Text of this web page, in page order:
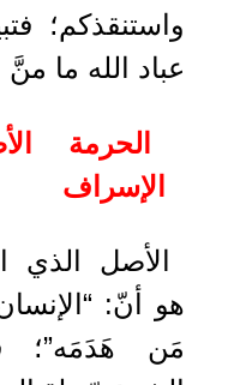
واستنقذكم؛
عباد الله ما
الحرمة
الإسراف
الأصل الذي
هو أنّ:
مَن هَدَمَه”؛